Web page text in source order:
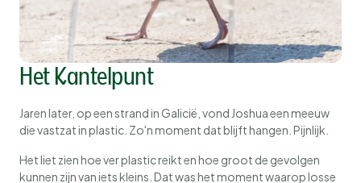
Het Kantelpunt
Jaren later, op een strand in Galicië, vond Joshua een meeuw
die vastzat in plastic. Zo'n moment dat blijft hangen. Pijnlijk.
Het liet zien hoe ver plastic reikt en hoe groot de gevolgen
kunnen zijn van iets kleins. Dat was het moment waarop losse